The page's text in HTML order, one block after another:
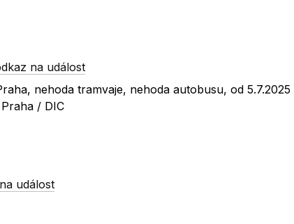
na událost
nehoda tramvaje, nehoda autobusu, od 5.7.2025
/ DIC
událost